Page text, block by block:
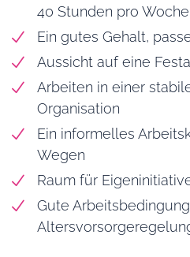
40 Stunden pro Woche
Ein gutes Gehalt,
Aussicht auf eine
Arbeiten in einer
Organisation
Ein informelles
Wegen
Raum für
Gute